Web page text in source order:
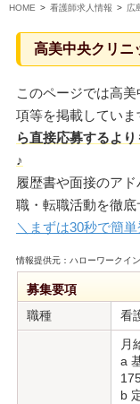
HOME 看護師求人情報 広
高美中央クリニ
このページでは高
項等を掲載していま
ら直接応募するよ
♪
履歴書や面接のア
職・転職活動を徹底
＼まずは30秒で簡
情報提供元：ハローワークイ
募集要項
職種
看
月
a
b